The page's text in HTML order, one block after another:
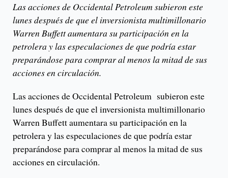
Las acciones de Occidental Petroleum subieron este
lunes después de que el inversionista multimillonario
Warren Buffett aumentara su participación en la
petrolera y las especulaciones de que podría estar
preparándose para comprar al menos la mitad de sus
acciones en circulación.
Las acciones de Occidental Petroleum subieron este
lunes después de que el inversionista multimillonario
Warren Buffett aumentara su participación en la
petrolera y las especulaciones de que podría estar
preparándose para comprar al menos la mitad de sus
acciones en circulación.